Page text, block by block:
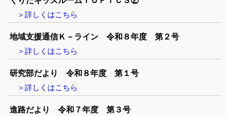
＞詳しくはこちら
地域支援通信Ｋ－ライン 令和８年度 第２号
＞詳しくはこちら
研究部だより 令和８年度 第１号
＞詳しくはこちら
進路だより 令和７年度 第３号